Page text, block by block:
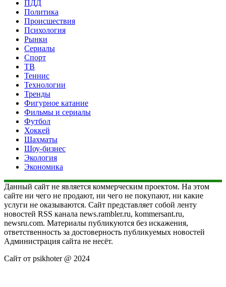
ПДД
Политика
Происшествия
Психология
Рынки
Сериалы
Спорт
ТВ
Теннис
Технологии
Тренды
Фигурное катание
Фильмы и сериалы
Футбол
Хоккей
Шахматы
Шоу-бизнес
Экология
Экономика
Данный сайт не является коммерческим проектом. На этом
сайте ни чего не продают, ни чего не покупают, ни какие
услуги не оказываются. Сайт представляет собой ленту
новостей RSS канала news.rambler.ru, kommersant.ru,
newsru.com. Материалы публикуются без искажения,
ответственность за достоверность публикуемых новостей
Администрация сайта не несёт.
Сайт от psikhoter @ 2024